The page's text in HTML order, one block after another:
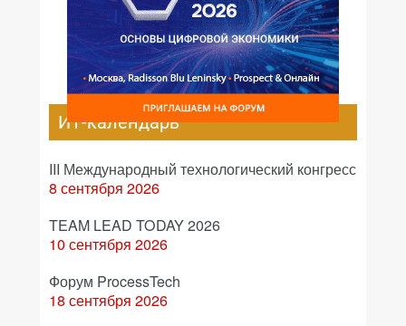
ИТ-календарь
III Международный технологический конгресс
8 сентября 2026
TEAM LEAD TODAY 2026
10 сентября 2026
Форум ProcessTech
18 сентября 2026